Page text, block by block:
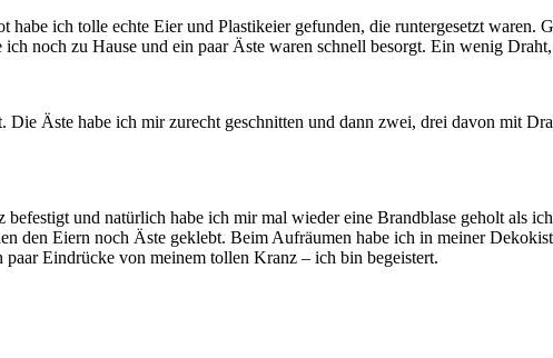
ich tolle echte Eier und Plastikeier gefunden, die runtergesetzt waren.
noch zu Hause und ein paar Äste waren schnell besorgt. Ein wenig
Äste habe ich mir zurecht geschnitten und dann zwei, drei davon mit
und natürlich habe ich mir mal wieder eine Brandblase geholt als
den Eiern noch Äste geklebt. Beim Aufräumen habe ich in meiner
Eindrücke von meinem tollen Kranz – ich bin begeistert.